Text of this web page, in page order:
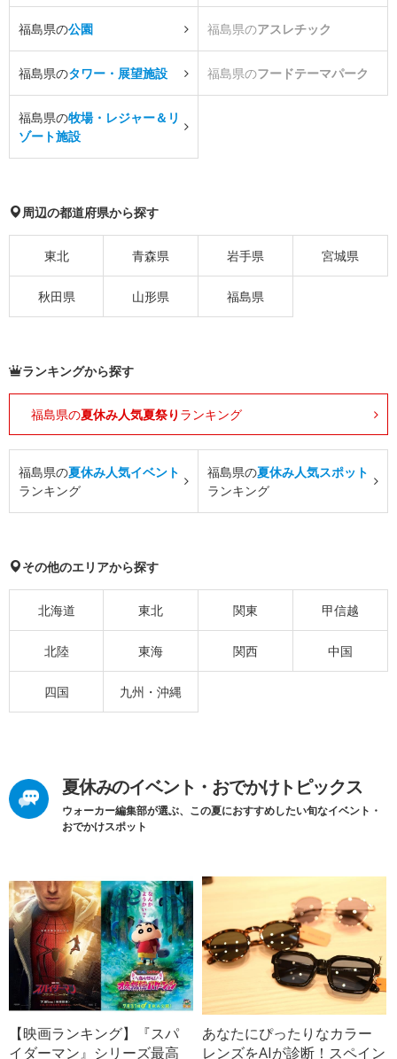
福島県の公園 福島県のアスレチック
福島県のタワー・展望施設 福島県のフードテーマパーク
福島県の牧場・レジャー＆リ
ゾート施設
周辺の都道府県から探す
東北 青森県 岩手県 宮城県
秋田県 山形県 福島県
ランキングから探す
福島県の夏休み人気夏祭り ランキング
福島県の夏休み人気イベント
ランキング
福島県の夏休み人気スポット
ランキング
その他のエリアから探す
北海道 東北 関東 甲信越
北陸 東海 関西 中国
四国 九州・沖縄
夏休みのイベント・おでかけトピックス
ウォーカー編集部が選ぶ、この夏におすすめしたい旬なイベント・
おでかけスポット
【映画ランキング】『スパ
イダーマン』シリーズ最高
あなたにぴったりなカラー
レンズをAIが診断！スペイン